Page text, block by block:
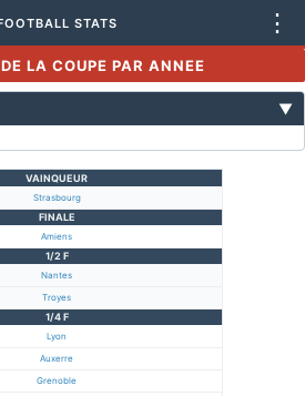
STATS ⋮
LA COUPE PAR ANNEE
▼
VAINQUEUR
Strasbourg
FINALE
Amiens
1/2 F
Nantes
Troyes
1/4 F
Lyon
Auxerre
Grenoble